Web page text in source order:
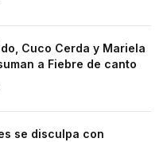
Cuco Cerda y Mariela
a Fiebre de canto
se disculpa con